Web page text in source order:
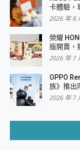
卡體驗，
2026 年 8
榮耀
版開賣，
2026 年 7
OPPO
族》推出
2026 年 7